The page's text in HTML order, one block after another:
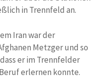
in Trennfeld an.
Iran war der
Metzger und so
er im Trennfelder
erlernen konnte.